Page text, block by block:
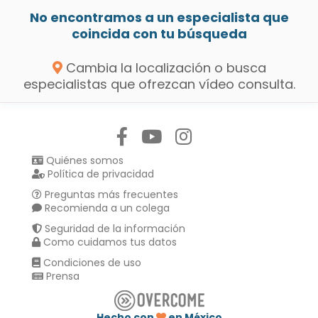
No encontramos a un especialista que
coincida con tu búsqueda
Cambia la localización o busca
especialistas que ofrezcan vídeo consulta.
Quiénes somos
Política de privacidad
Preguntas más frecuentes
Recomienda a un colega
Seguridad de la información
Como cuidamos tus datos
Condiciones de uso
Prensa